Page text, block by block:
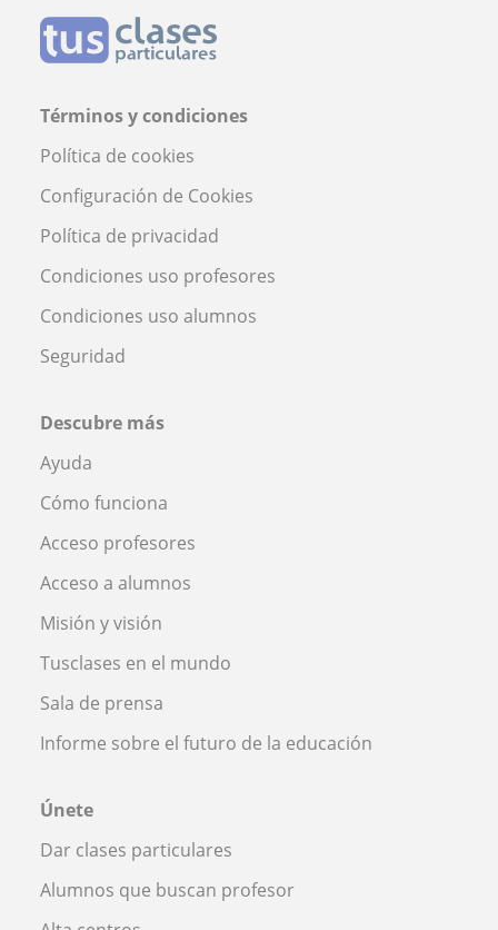
Términos y condiciones
Política de cookies
Configuración de Cookies
Política de privacidad
Condiciones uso profesores
Condiciones uso alumnos
Seguridad
Descubre más
Ayuda
Cómo funciona
Acceso profesores
Acceso a alumnos
Misión y visión
Tusclases en el mundo
Sala de prensa
Informe sobre el futuro de la educación
Únete
Dar clases particulares
Alumnos que buscan profesor